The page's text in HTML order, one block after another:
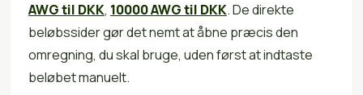
AWG til DKK, 10000 AWG til DKK. De direkte
beløbssider gør det nemt at åbne præcis den
omregning, du skal bruge, uden først at indtaste
beløbet manuelt.